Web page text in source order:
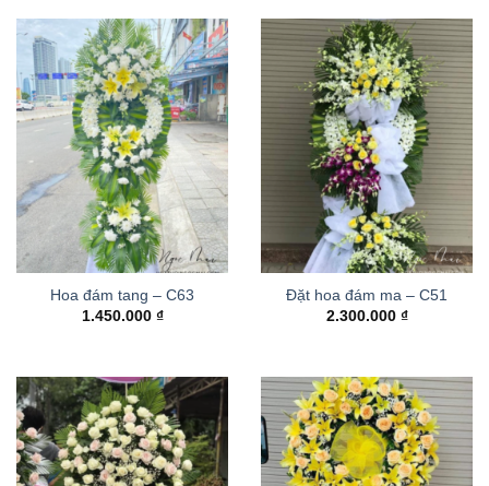
Hoa đám tang – C63
1.450.000 ₫
Đặt hoa đám ma – C51
2.300.000 ₫